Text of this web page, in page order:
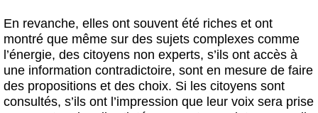
En revanche, elles ont souvent été riches et ont
montré que même sur des sujets complexes comme
l’énergie, des citoyens non experts, s’ils ont accès à
une information contradictoire, sont en mesure de faire
des propositions et des choix. Si les citoyens sont
consultés, s’ils ont l’impression que leur voix sera prise